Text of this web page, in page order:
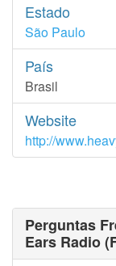
Estado
São Paulo
País
Brasil
Website
http://
Perguntas
Ears Radio